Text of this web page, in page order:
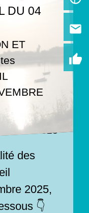
DU 04
ET
29/10/2025
des
2025,
👇
email
thumb_up